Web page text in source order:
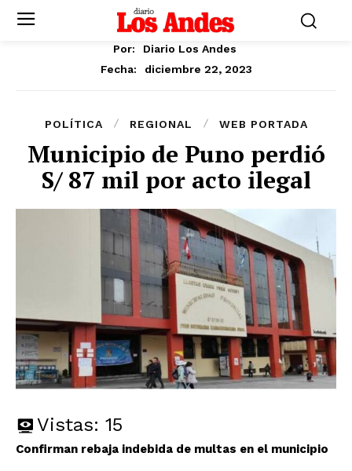
Por:
Diario Los Andes
Fecha:
diciembre 22, 2023
POLÍTICA REGIONAL WEB PORTADA
Municipio de Puno perdió
S/ 87 mil por acto ilegal
Vistas: 15
Confirman rebaja indebida de multas en el municipio